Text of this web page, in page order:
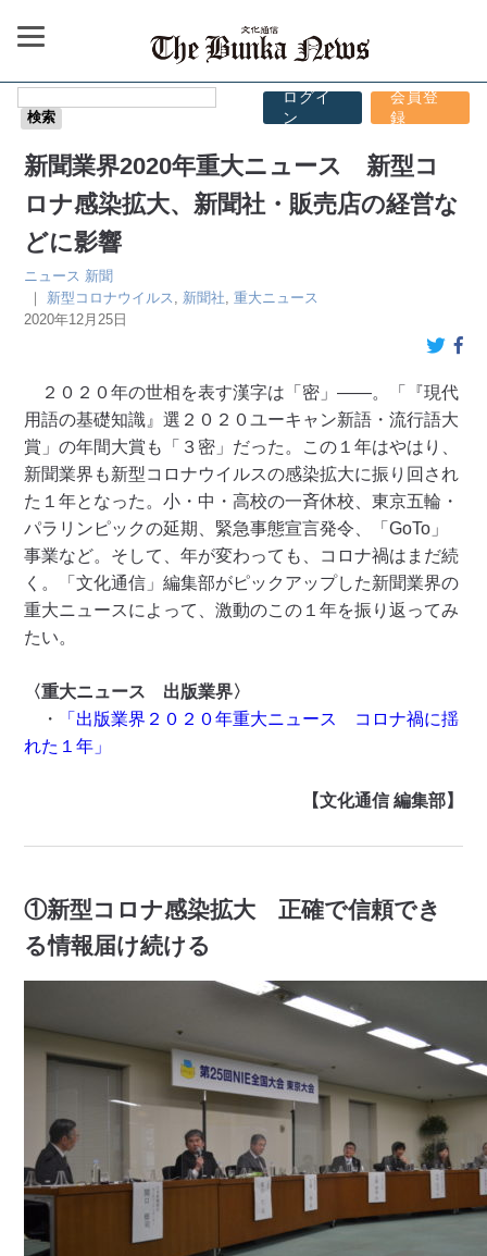
ログイ
ン
会員登
録
新聞業界2020年重大ニュース 新型コ
ロナ感染拡大、新聞社・販売店の経営な
どに影響
ニュース 新聞
｜ 新型コロナウイルス 新聞社 ,重大ニュース
2020年12月25日
２０２０年の世相を表す漢字は「密」――。「『現代
用語の基礎知識』選２０２０ユーキャン新語・流行語大
賞」の年間大賞も「３密」だった。この１年はやはり、
新聞業界も新型コロナウイルスの感染拡大に振り回され
た１年となった。小・中・高校の一斉休校、東京五輪・
パラリンピックの延期、緊急事態宣言発令、「GoTo」
事業など。そして、年が変わっても、コロナ禍はまだ続
く。「文化通信」編集部がピックアップした新聞業界の
重大ニュースによって、激動のこの１年を振り返ってみ
たい。
〈重大ニュース 出版業界〉
・
「出版業界２０２０年重大ニュース コロナ禍に揺
れた１年」
【文化通信 編集部】
①新型コロナ感染拡大 正確で信頼でき
る情報届け続ける